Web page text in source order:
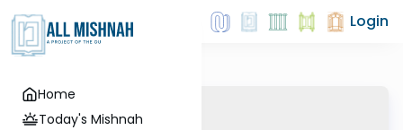
Home
Today's Mishnah
Login